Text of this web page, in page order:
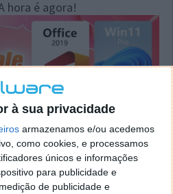
à sua privacidade
armazenamos e/ou acedemos
como cookies, e processamos
únicos e informações
para publicidade e
de publicidade e
hora é agora!